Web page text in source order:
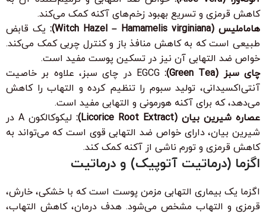
کاهش قرمزی و تسریع بهبود زخم‌های آکنه کمک می‌کند.
هاماملیس (Witch Hazel – Hamamelis virginiana):
یک قابض
طبیعی است که به کاهش منافذ باز و کنترل چربی کمک می‌کند.
خواص ضد التهابی آن نیز در تسکین پوست مفید است.
چای سبز (Green Tea):
EGCG در چای سبز، علاوه بر خاصیت
آنتی‌اکسیدانی، تولید سبوم را تنظیم کرده و التهاب را کاهش
می‌دهد، که برای آکنه هورمونی و التهابی مفید است.
عصاره شیرین بیان (Licorice Root Extract):
لیکوکالکون A در
شیرین بیان، دارای خواص ضد التهابی قوی است که می‌تواند به
کاهش قرمزی و تورم ناشی از آکنه کمک کند.
اگزما (درماتیت آتوپیک) و درماتیت
اگزما یک بیماری التهابی مزمن پوست است که با خشکی، خارش،
قرمزی و التهاب مشخص می‌شود. هدف درمان، کاهش التهاب،